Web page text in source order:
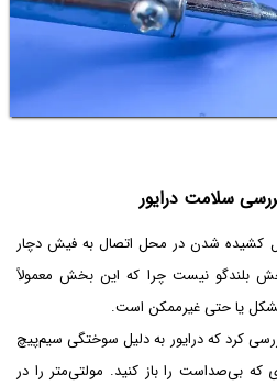
سلامت درایور
کشیده شدن در محل اتصال به فیش دچار
بلندگو نیست چرا که این بخش معمولاً
یا حتی غیرممکن است.
کرد که درایور به دلیل سوختگی سیم‌پیچ
که بی‌صداست را باز کنید. مولتی‌متر را در